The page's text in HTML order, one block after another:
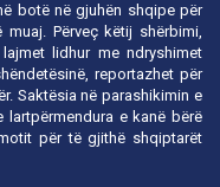
botë në gjuhën shqipe për
Përveç këtij shërbimi,
lidhur me ndryshimet
reportazhet për
Saktësia në parashikimin e
e kanë bërë
për të gjithë shqiptarët